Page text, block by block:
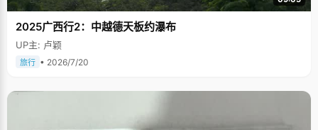
2025广西行2：中越德天板约瀑布
UP主: 卢颖
旅行 • 2026/7/20